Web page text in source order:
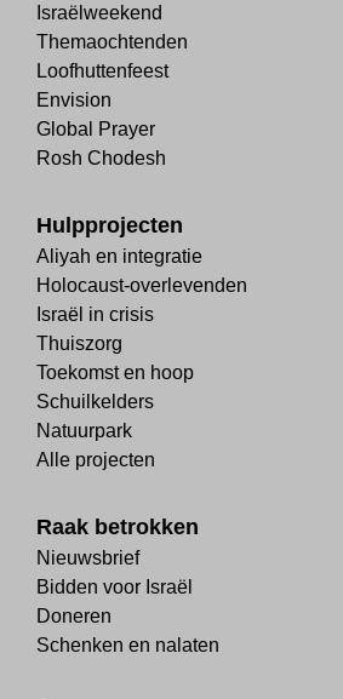
Israëlweekend
Themaochtenden
Loofhuttenfeest
Envision
Global Prayer
Rosh Chodesh
Hulpprojecten
Aliyah en integratie
Holocaust-overlevenden
Israël in crisis
Thuiszorg
Toekomst en hoop
Schuilkelders
Natuurpark
Alle projecten
Raak betrokken
Nieuwsbrief
Bidden voor Israël
Doneren
Schenken en nalaten